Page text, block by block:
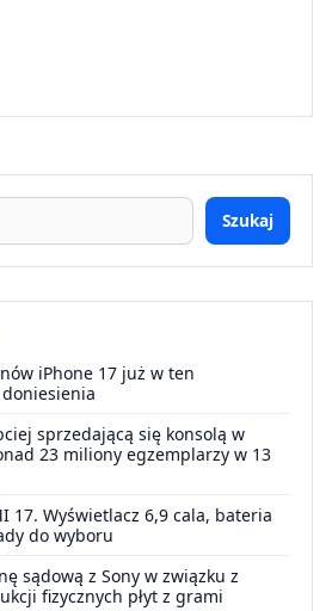
Szukaj
iPhone 17 już w ten
doniesienia
sprzedającą się konsolą w
23 miliony egzemplarzy w 13
17. Wyświetlacz 6,9 cala, bateria
do wyboru
sądową z Sony w związku z
fizycznych płyt z grami